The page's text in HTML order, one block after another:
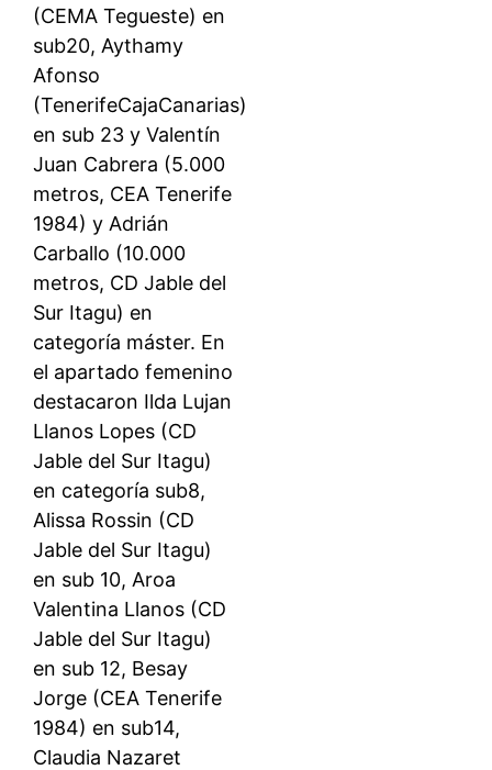
(CEMA Tegueste) en
sub20, Aythamy
Afonso
(TenerifeCajaCanarias)
en sub 23 y Valentín
Juan Cabrera (5.000
metros, CEA Tenerife
1984) y Adrián
Carballo (10.000
metros, CD Jable del
Sur Itagu) en
categoría máster. En
el apartado femenino
destacaron Ilda Lujan
Llanos Lopes (CD
Jable del Sur Itagu)
en categoría sub8,
Alissa Rossin (CD
Jable del Sur Itagu)
en sub 10, Aroa
Valentina Llanos (CD
Jable del Sur Itagu)
en sub 12, Besay
Jorge (CEA Tenerife
1984) en sub14,
Claudia Nazaret